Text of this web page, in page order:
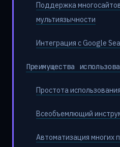
Поддержка
мультиязычности
Интеграция с Google
Преимущества
Простота использования
Всеобъемлющий
Автоматизация многих